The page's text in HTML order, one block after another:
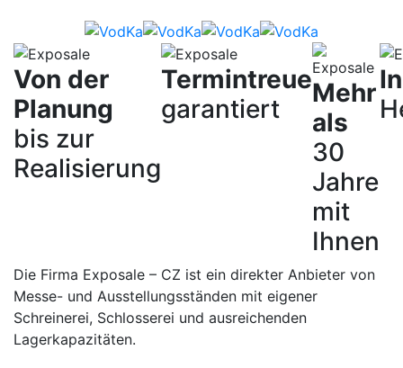
Von der
Planung
bis zur
Realisierung
Termintreue
garantiert
Mehr
als
30
Jahre
mit
Ihnen
Die Firma Exposale – CZ ist ein direkter Anbieter von
Messe- und Ausstellungsständen mit eigener
Schreinerei, Schlosserei und ausreichenden
Lagerkapazitäten.